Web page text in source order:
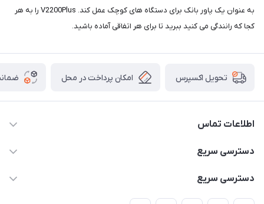
به عنوان یک پاور بانک برای دستگاه های کوچک عمل کند. V2200Plus را به هر
کجا که رانندگی می کنید ببرید تا برای هر اتفاقی آماده باشید.
تحویل اکسپرس امکان پرداخت در محل
اطلاعات تماس
02166456492 - 09121933405
دسترسی سریع
خرید کیسه خواب
دسترسی سریع
چادر سرخپوستی